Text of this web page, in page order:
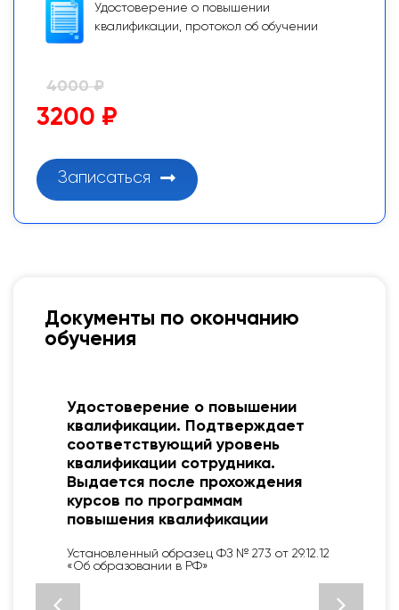
Удостоверение о повышении
квалификации, протокол об обучении
4000 ₽
3200 ₽
Записаться
Документы по окончанию
обучения
о повышении
Подтверждает
уровень
сотрудника.
после прохождения
по программам
квалификации
образец ФЗ № 273 от 29.12.12
в РФ»
Протокол об
его функция
обучения и его
Каждый